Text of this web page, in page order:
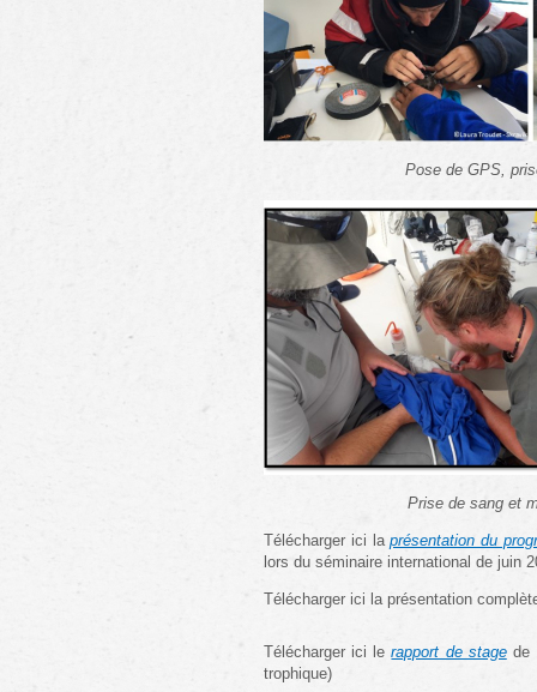
Pose de GPS,
Prise de sang et
Télécharger ici laprésentation du
lors du séminaire international de juin
Télécharger ici la présentation
Télécharger ici lerapport de stagede
trophique)